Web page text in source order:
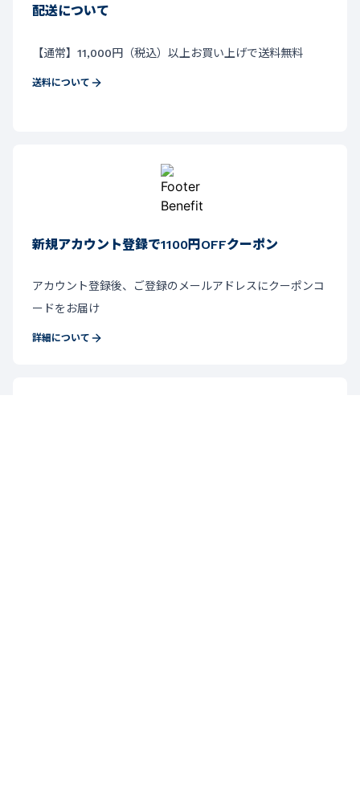
配送について
【通常】11,000円（税込）以上お買い上げで送料無料
送料について
新規アカウント登録で1100円OFFクーポン
アカウント登録後、ご登録のメールアドレスにクーポンコ
ードをお届け
詳細について